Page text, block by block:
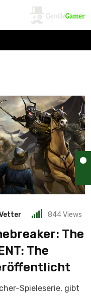
844Views
The
The
Spieleserie, gibt